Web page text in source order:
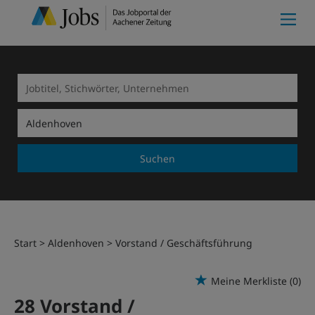
Suchen
Start Aldenhoven Vorstand / Geschäftsführung
Meine Merkliste (0)
28 Vorstand /